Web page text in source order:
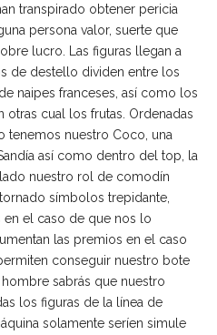
transpirado obtener pericia
persona valor, suerte que
lucro. Las figuras llegan a
de destello dividen entre los
naipes franceses, así­ como los
otras cual los frutas. Ordenadas
tenemos nuestro Coco, una
así­ como dentro del top, la
nuestro rol de comodín
símbolos trepidante,
en el caso de que nos lo
las premios en el caso
conseguir nuestro bote
sabrás que nuestro
los figuras de la línea de
solamente serí­en simule